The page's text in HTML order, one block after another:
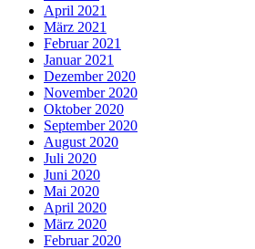
April 2021
März 2021
Februar 2021
Januar 2021
Dezember 2020
November 2020
Oktober 2020
September 2020
August 2020
Juli 2020
Juni 2020
Mai 2020
April 2020
März 2020
Februar 2020